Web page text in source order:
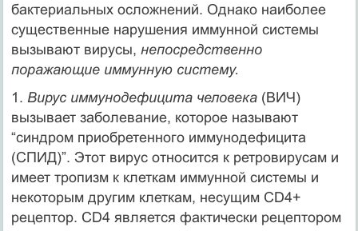
бактериальных осложнений. Однако наиболее
существенные нарушения иммунной системы
вызывают вирусы, непосредственно
поражающие иммунную систему.
1. Вирус иммунодефицита человека(ВИЧ)
вызывает заболевание, которое называют
“синдром приобретенного иммунодефицита
(СПИД)”. Этот вирус относится к ретровирусам и
имеет тропизм к клеткам иммунной системы и
некоторым другим клеткам, несущим CD4+
рецептор. CD4 является фактически рецептором